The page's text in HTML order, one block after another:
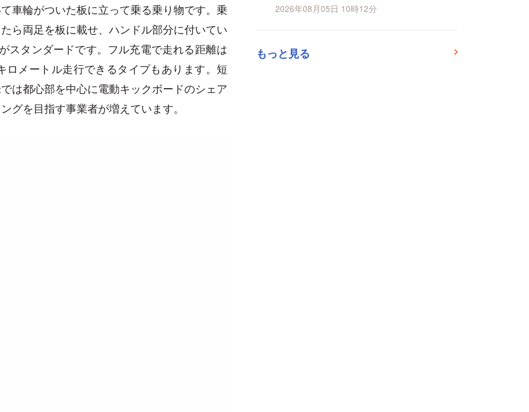
車輪がついた板に立って乗る乗り物です。乗
ら両足を板に載せ、ハンドル部分に付いてい
スタンダードです。フル充電で走れる距離は
ロメートル走行できるタイプもあります。短
は都心部を中心に電動キックボードのシェア
グを目指す事業者が増えています。
2026年08月05日 10時12分
もっと見る